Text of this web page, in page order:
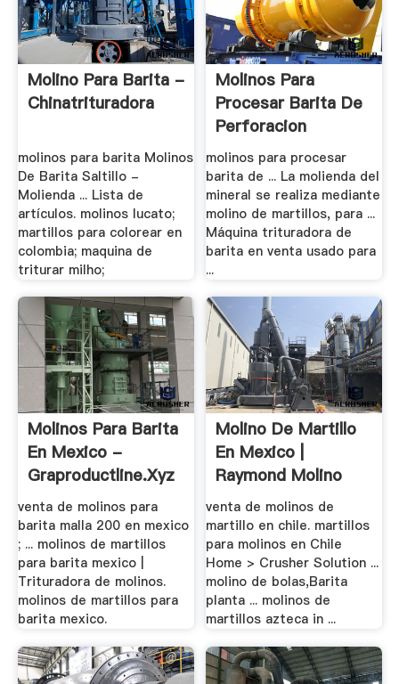
Molino Para Barita -
Chinatrituradora
molinos para barita Molinos
De Barita Saltillo -
Molienda ... Lista de
artículos. molinos lucato;
martillos para colorear en
colombia; maquina de
triturar milho;
Molinos Para
Procesar Barita De
Perforacion
molinos para procesar
barita de ... La molienda del
mineral se realiza mediante
molino de martillos, para ...
Máquina trituradora de
barita en venta usado para
...
Molinos Para Barita
En Mexico -
Graproductline.xyz
venta de molinos para
barita malla 200 en mexico
; ... molinos de martillos
para barita mexico |
Trituradora de molinos.
molinos de martillos para
barita mexico.
Molino De Martillo
En Mexico |
Raymond Molino
venta de molinos de
martillo en chile. martillos
para molinos en Chile
Home > Crusher Solution ...
molino de bolas,Barita
planta ... molinos de
martillos azteca in ...